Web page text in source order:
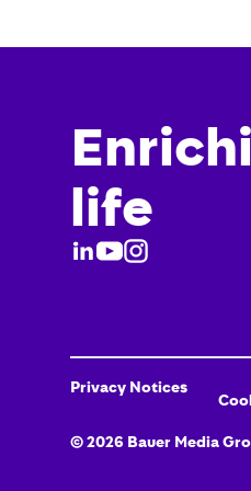
life
Privacy Notices
©2026 Bauer Media